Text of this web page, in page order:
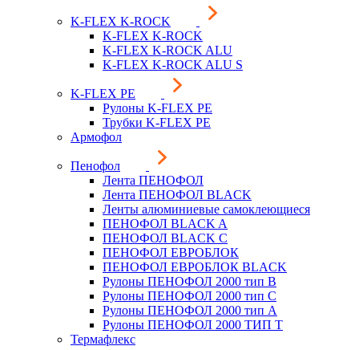
K-FLEX K-ROCK
K-FLEX K-ROCK
K-FLEX K-ROCK ALU
K-FLEX K-ROCK ALU S
K-FLEX PE
Рулоны K-FLEX PE
Трубки K-FLEX PE
Армофол
Пенофол
Лента ПЕНОФОЛ
Лента ПЕНОФОЛ BLACK
Ленты алюминиевые самоклеющиеся
ПЕНОФОЛ BLACK A
ПЕНОФОЛ BLACK С
ПЕНОФОЛ ЕВРОБЛОК
ПЕНОФОЛ ЕВРОБЛОК BLACK
Рулоны ПЕНОФОЛ 2000 тип B
Рулоны ПЕНОФОЛ 2000 тип C
Рулоны ПЕНОФОЛ 2000 тип А
Рулоны ПЕНОФОЛ 2000 ТИП Т
Термафлекс